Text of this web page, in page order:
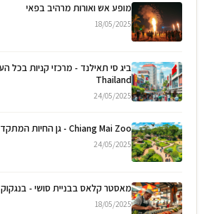
מופע אש ואורות מרהיב בפאי
18/05/2025
Thailand
24/05/2025
Chiang Mai Zoo - גן החיות המתקדם בצפון תאילנד
24/05/2025
מאסטר קלאס בבניית סושי - בנגקוק
18/05/2025